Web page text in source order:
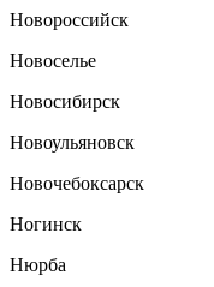
Новороссийск
Новоселье
Новосибирск
Новоульяновск
Новочебоксарск
Ногинск
Нюрба